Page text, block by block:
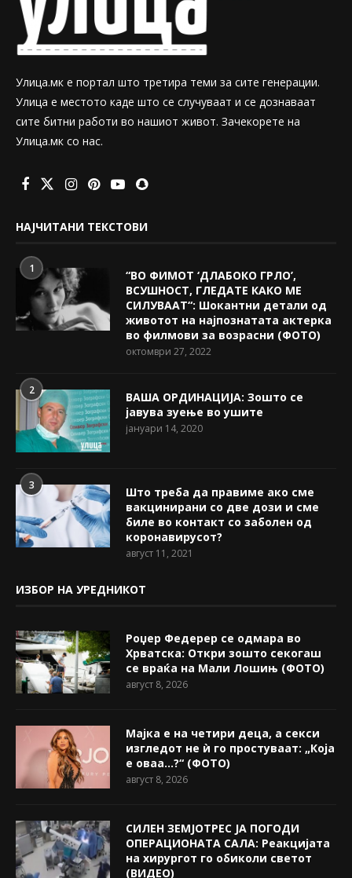
Улица.мк е портал што третира теми за сите генерации.
Улица е местото каде што се случуваат и се дознаваат
сите битни работи во нашиот живот. Зачекорете на
Улица.мк со нас.
НАЈЧИТАНИ ТЕКСТОВИ
1
“ВО ФИМОТ ‘ДЛАБОКО ГРЛО’,
ВСУШНОСТ, ГЛЕДАТЕ КАКО МЕ
СИЛУВААТ“: Шокантни детали од
животот на најпознатата актерка
во филмови за возрасни (ФОТО)
октомври 27, 2022
2
ВАША ОРДИНАЦИЈА: Зошто се
јавува зуење во ушите
јануари 14, 2020
3
Што треба да правиме ако сме
вакцинирани со две дози и сме
биле во контакт со заболен од
коронавирусот?
август 11, 2021
ИЗБОР НА УРЕДНИКОТ
Роџер Федерер се одмара во
Хрватска: Откри зошто секогаш
се враќа на Мали Лошињ (ФОТО)
август 8, 2026
Мајка е на четири деца, а секси
изгледот не ѝ го простуваат: „Која
е оваа…?“ (ФОТО)
август 8, 2026
СИЛЕН ЗЕМЈОТРЕС ЈА ПОГОДИ
ОПЕРАЦИОНАТА САЛА: Реакцијата
на хирургот го обиколи светот
(ВИДЕО)